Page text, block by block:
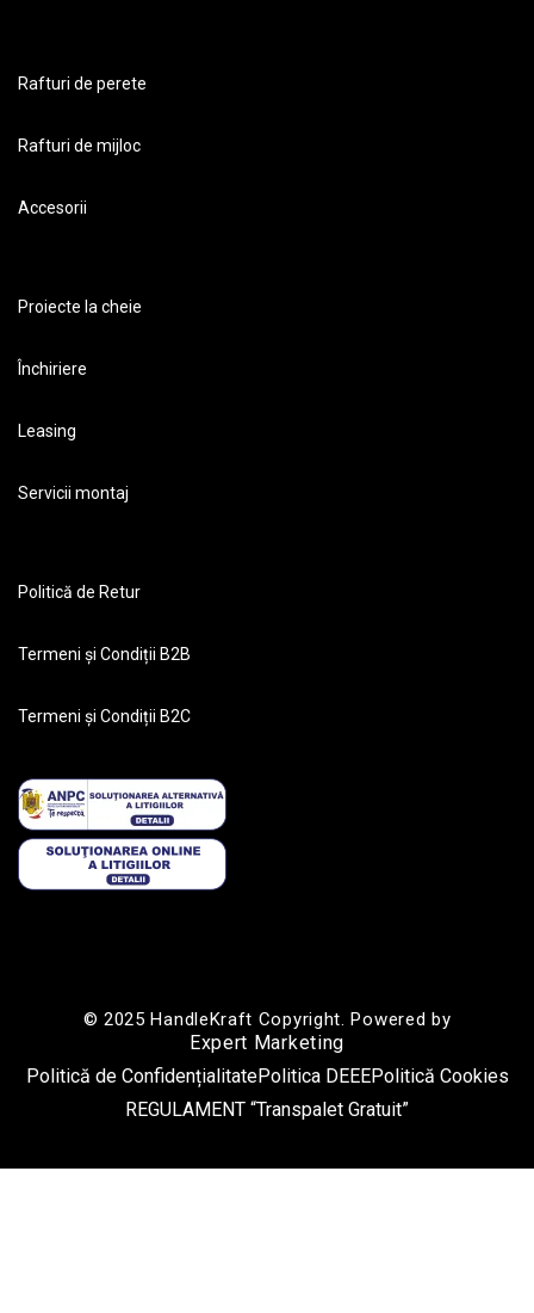
Rafturi de perete
Rafturi de mijloc
Accesorii
Proiecte la cheie
Închiriere
Leasing
Servicii montaj
Politică de Retur
Termeni și Condiții B2B
Termeni și Condiții B2C
© 2025 HandleKraft Copyright. Powered by
Expert Marketing
Politică de ConfidențialitatePolitica DEEEPolitică Cookies
REGULAMENT “Transpalet Gratuit”